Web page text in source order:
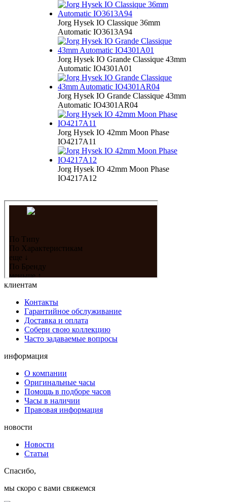
Jorg Hysek IO Classique 36mm
Automatic IO3613A94
Jorg Hysek IO Grande Classique 43mm
Automatic IO4301A01
Jorg Hysek IO Grande Classique 43mm
Automatic IO4301AR04
Jorg Hysek IO 42mm Moon Phase
IO4217A11
Jorg Hysek IO 42mm Moon Phase
IO4217A12
клиентам
Контакты
Гарантийное обслуживание
Доставка и оплата
Собери свою коллекцию
Часто задаваемые вопросы
информация
О компании
Оригинальные часы
Помощь в подборе часов
Часы в наличии
Правовая информация
новости
Новости
Статьи
Спасибо,
мы скоро с вами свяжемся